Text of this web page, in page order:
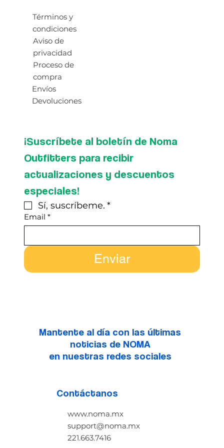
Términos y
condiciones
Aviso de
privacidad
Proceso de
compra
Envíos
Devoluciones
¡Suscríbete al boletín de Noma
Outfitters para recibir
actualizaciones y descuentos
especiales!
Sí, suscríbeme. *
Email *
Enviar
Mantente al día con las últimas
noticias de NOMA
en nuestras redes sociales
Contáctanos
www.noma.mx
support@noma.mx
221.663.7416